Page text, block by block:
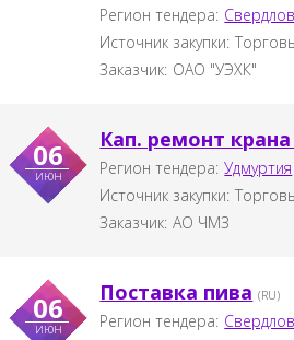
Регион тендера:
Источник закупки:
Заказчик: ОАО "УЭХК"
06
июн
Кап. ремонт
Регион тендера: Удмуртия
Источник закупки:
Заказчик: АО ЧМЗ
06
июн
Поставка пива (RU)
Регион тендера: